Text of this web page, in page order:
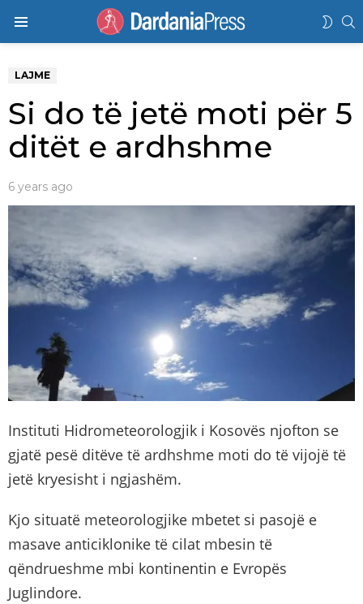
LAJME
Si do të jetë moti për 5
ditët e ardhshme
6 years ago
Instituti Hidrometeorologjik i Kosovës njofton se
gjatë pesë ditëve të ardhshme moti do të vijojë të
jetë kryesisht i ngjashëm.
Kjo situatë meteorologjike mbetet si pasojë e
masave anticiklonike të cilat mbesin të
qëndrueshme mbi kontinentin e Evropës
Juglindore.